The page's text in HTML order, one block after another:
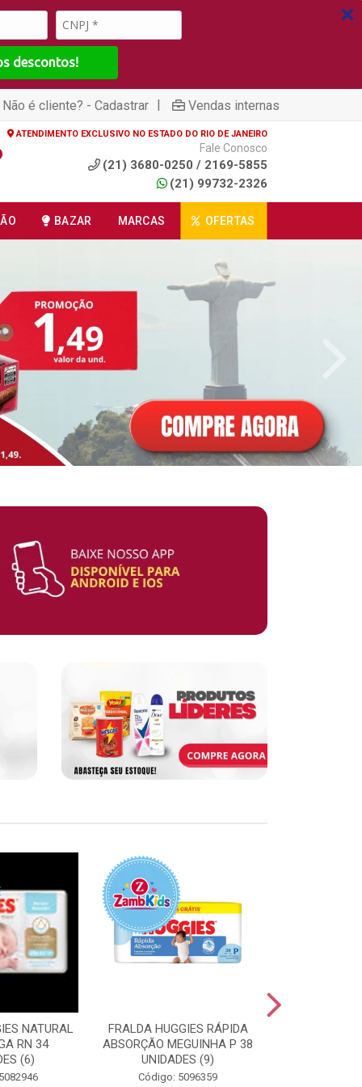
descontos!
Não é cliente? - Cadastrar | Vendas internas
ATENDIMENTO EXCLUSIVO NO ESTADO DO RIO DE JANEIRO
Fale Conosco
(21) 3680-0250 / 2169-5855
(21) 99732-2326
BAZAR MARCAS OFERTAS
NATURAL
RN 34
(6)
FRALDA HUGGIES RÁPIDA
ABSORÇÃO MEGUINHA P 38
UNIDADES (9)
Código: 5096359